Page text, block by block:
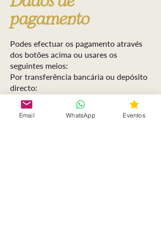
pagamento
Podes efectuar os pagamento através
dos botões acima ou usares os
seguintes meios:
Por transferência bancária ou depósito
directo:
IBAN CGD - PT50
0035 0083 0004
81541304 6
IBAN Revolut - LT30 3250 0071 5304
Email WhatsApp Eventos